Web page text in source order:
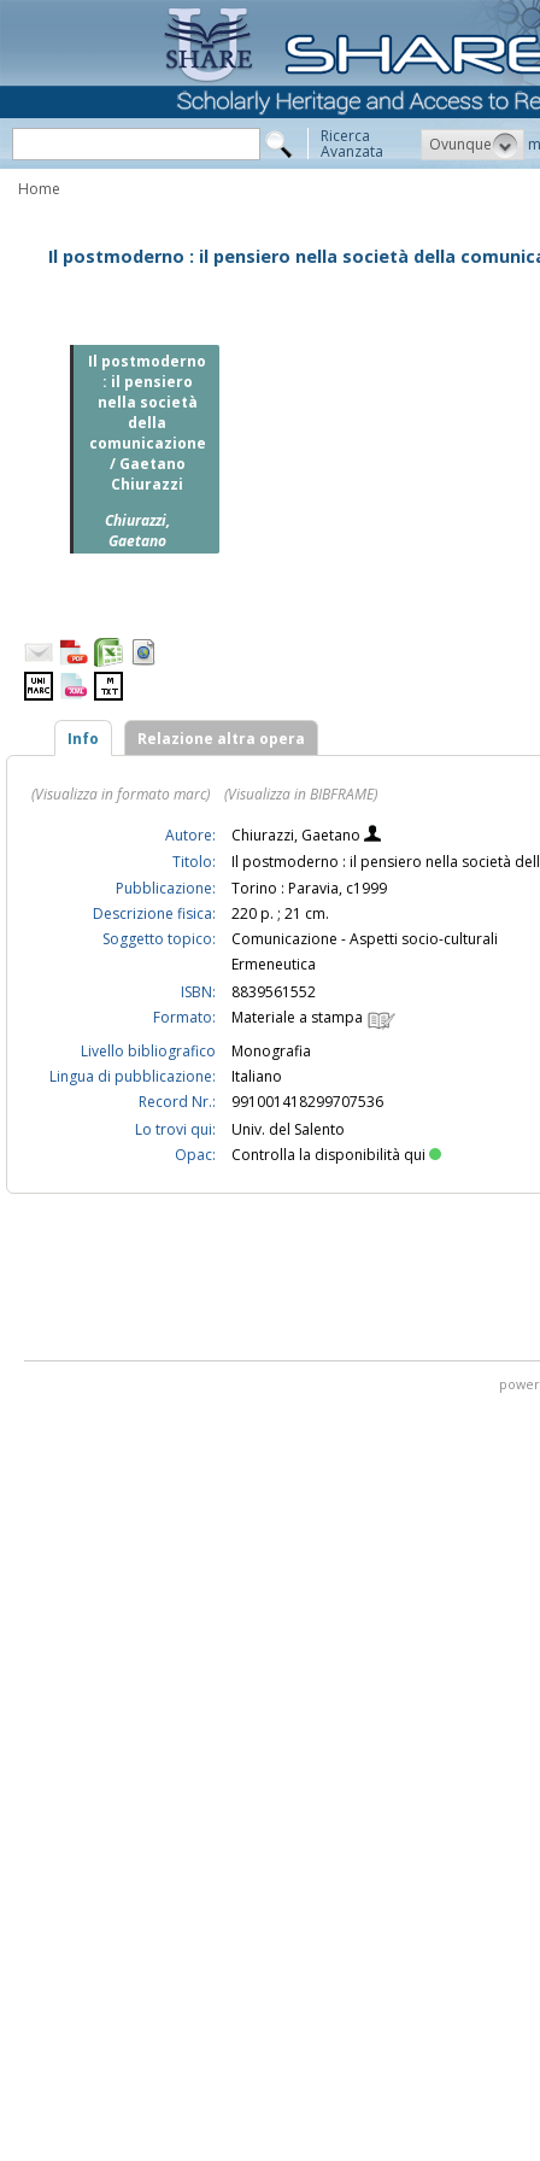
Ricerca
Avanzata Ovunque
Home
Il postmoderno : il pensiero nella società della
Il postmoderno
: il pensiero
nella società
della
comunicazione
/ Gaetano
Chiurazzi
Chiurazzi,
Gaetano
Info Relazione altra opera
(Visualizza in formato marc)
(Visualizza in BIBFRAME)
Autore:
Chiurazzi, Gaetano
Titolo:
Il postmoderno : il pensiero nella società
Pubblicazione:
Torino : Paravia, c1999
Descrizione fisica:
220 p. ; 21 cm.
Soggetto topico:
Comunicazione - Aspetti socio-culturali
Ermeneutica
ISBN:
8839561552
Formato:
Materiale a stampa
Livello bibliografico
Monografia
Lingua di pubblicazione:
Italiano
Record Nr.:
991001418299707536
Lo trovi qui:
Univ. del Salento
Opac:
Controlla la disponibilità qui